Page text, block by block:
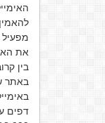
מפעיל
את
בין
באתר
דפים